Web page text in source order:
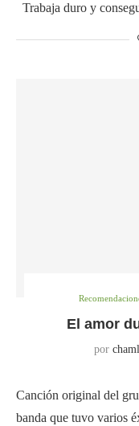
Trabaja duro y
El amor
por
Canción original del
banda que tuvo varios